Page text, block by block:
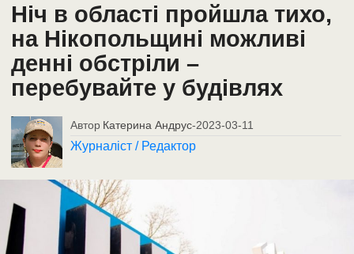
Ніч в області пройшла тихо,
на Нікопольщині можливі
денні обстріли –
перебувайте у будівлях
Автор Катерина Андрус-2023-03-11
Журналіст / Редактор